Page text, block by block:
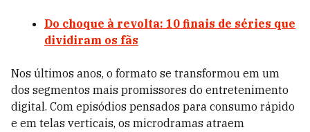
Do choque à revolta: 10 finais de séries que
dividiram os fãs
Nos últimos anos, o formato se transformou em um
dos segmentos mais promissores do entretenimento
digital. Com episódios pensados para consumo rápido
e em telas verticais, os microdramas atraem